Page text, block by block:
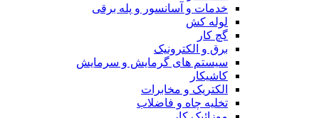
خدمات و آسانسور و پله برقی
لوله کش
گچ کار
برق و الکترونیک
سیستم های گرمایش و سرمایش
کاشیکار
الکتریک و مخابرات
تخلیه چاه و فاضلاب